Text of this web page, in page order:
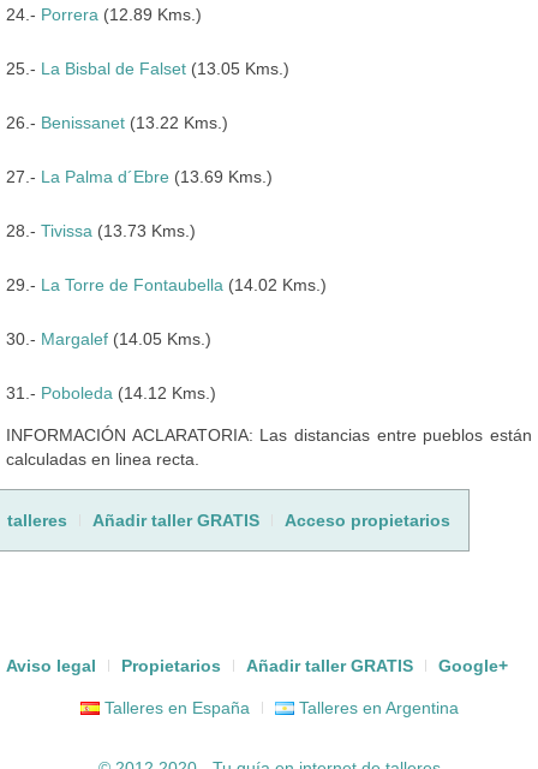
24.- Porrera (12.89 Kms.)
25.- La Bisbal de Falset (13.05 Kms.)
26.- Benissanet (13.22 Kms.)
27.- La Palma d´Ebre (13.69 Kms.)
28.- Tivissa (13.73 Kms.)
29.- La Torre de Fontaubella (14.02 Kms.)
30.- Margalef (14.05 Kms.)
31.- Poboleda (14.12 Kms.)
INFORMACIÓN ACLARATORIA: Las distancias entre pueblos están
calculadas en linea recta.
talleres Añadir taller GRATIS Acceso propietarios
Aviso legal Propietarios Añadir taller GRATIS Google+
Talleres en España Talleres en Argentina